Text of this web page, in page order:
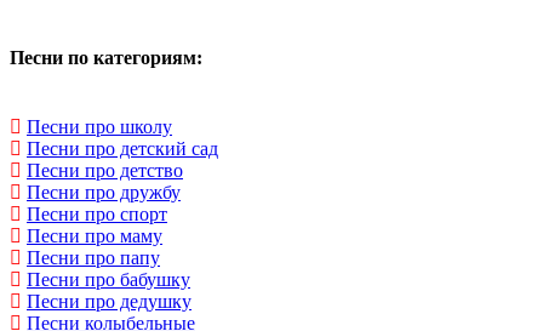
Песни по категориям:
Песни про школу
Песни про детский сад
Песни про детство
Песни про дружбу
Песни про спорт
Песни про маму
Песни про папу
Песни про бабушку
Песни про дедушку
Песни колыбельные